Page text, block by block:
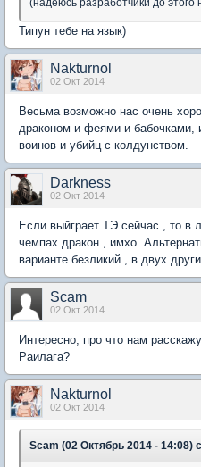
Типун тебе на язык)
Nakturnol
02 Окт 2014
Весьма возможно нас очень
драконом и феями и бабочками,
воинов и убийц с колдунством.
Darkness
02 Окт 2014
Если выйграет ТЭ сейчас , то в
чемпах дракон , имхо.
варианте безликий , в двух
Scam
02 Окт 2014
Интересно, про что нам
Раилага?
Nakturnol
02 Окт 2014
Scam (02 Октябрь 2014 - 14:08)